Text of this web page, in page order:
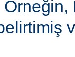
Örneğin,